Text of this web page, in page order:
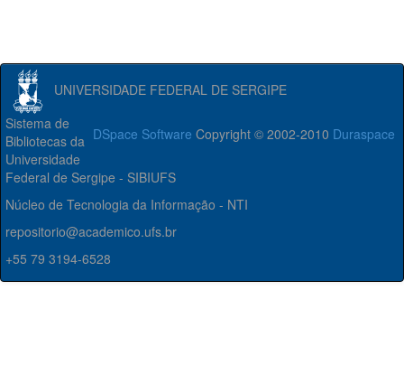
UNIVERSIDADE FEDERAL DE SERGIPE
DSpace Software Copyright © 2002-2010 Duraspace
Sistema de
Bibliotecas da
Universidade
Federal de Sergipe - SIBIUFS
Núcleo de Tecnologia da Informação - NTI
repositorio@academico.ufs.br
+55 79 3194-6528